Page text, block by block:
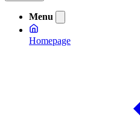
Menu
Homepage